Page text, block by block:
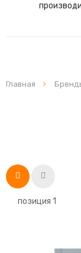
Главная
Список
позиция 1